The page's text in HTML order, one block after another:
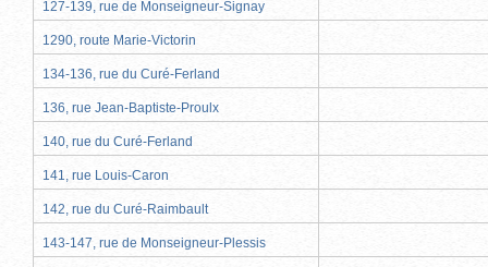
127-139, rue de Monseigneur-Signay
1290, route Marie-Victorin
134-136, rue du Curé-Ferland
136, rue Jean-Baptiste-Proulx
140, rue du Curé-Ferland
141, rue Louis-Caron
142, rue du Curé-Raimbault
143-147, rue de Monseigneur-Plessis